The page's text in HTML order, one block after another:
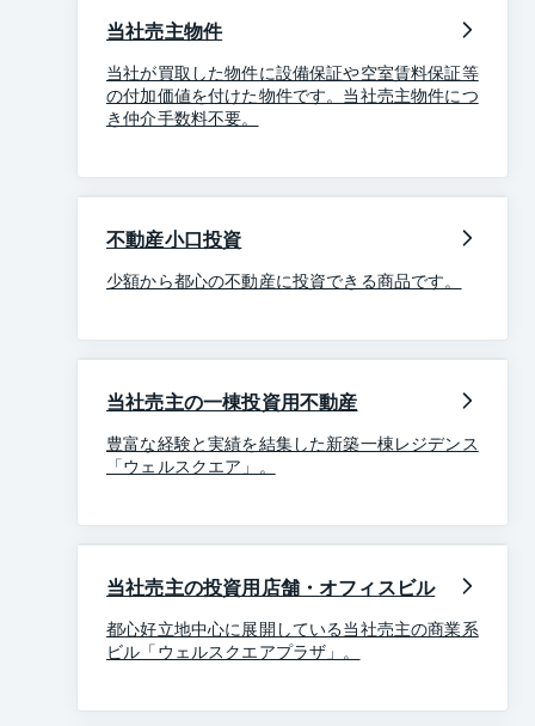
当社売主物件
当社が買取した物件に設備保証や空室賃料保証等
の付加価値を付けた物件です。当社売主物件につ
き仲介手数料不要。
不動産小口投資
少額から都心の不動産に投資できる商品です。
当社売主の一棟投資用不動産
豊富な経験と実績を結集した新築一棟レジデンス
「ウェルスクエア」。
当社売主の投資用店舗・オフィスビル
都心好立地中心に展開している当社売主の商業系
ビル「ウェルスクエアプラザ」。